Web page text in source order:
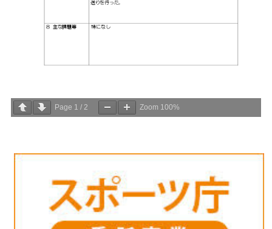
Page 1 / 2 Zoom 100%